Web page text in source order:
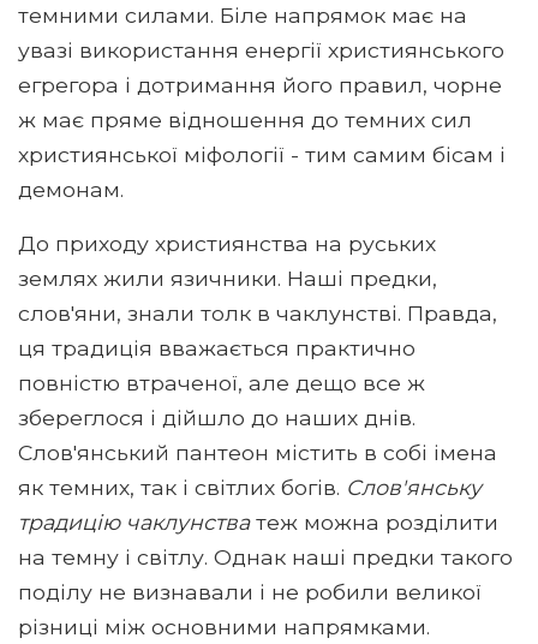
темними силами. Біле напрямок має на
увазі використання енергії християнського
егрегора і дотримання його правил, чорне
ж має пряме відношення до темних сил
християнської міфології - тим самим бісам і
демонам.
До приходу християнства на руських
землях жили язичники. Наші предки,
слов'яни, знали толк в чаклунстві. Правда,
ця традиція вважається практично
повністю втраченої, але дещо все ж
збереглося і дійшло до наших днів.
Слов'янський пантеон містить в собі імена
як темних, так і світлих богів. Слов'янську
традицію чаклунстватеж можна розділити
на темну і світлу. Однак наші предки такого
поділу не визнавали і не робили великої
різниці між основними напрямками.